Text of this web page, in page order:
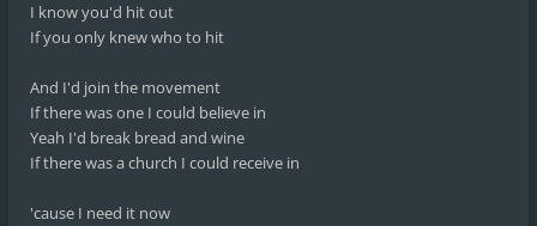
I know you'd hit out
If you only knew who to hit
And I'd join the movement
If there was one I could believe in
Yeah I'd break bread and wine
If there was a church I could receive in
'cause I need it now